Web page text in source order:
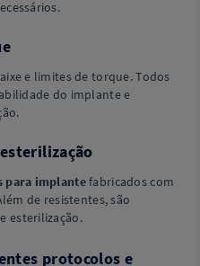
e limites de torque. Todos
do implante e
para implantefabricados com
de resistentes, são
esterilização.
protocolos e